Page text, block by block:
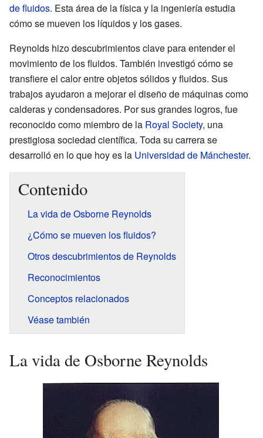
de fluidos. Esta área de la física y la ingeniería estudia
cómo se mueven los líquidos y los gases.
Reynolds hizo descubrimientos clave para entender el
movimiento de los fluidos. También investigó cómo se
transfiere el calor entre objetos sólidos y fluidos. Sus
trabajos ayudaron a mejorar el diseño de máquinas como
calderas y condensadores. Por sus grandes logros, fue
reconocido como miembro de la Royal Society, una
prestigiosa sociedad científica. Toda su carrera se
desarrolló en lo que hoy es la Universidad de Mánchester.
Contenido
La vida de Osborne Reynolds
¿Cómo se mueven los fluidos?
Otros descubrimientos de Reynolds
Reconocimientos
Conceptos relacionados
Véase también
La vida de Osborne Reynolds